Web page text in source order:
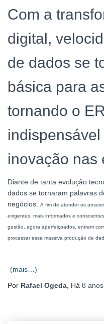
Com a
digital,
de dados se
básica para
tornando o
inovação nas
Diante de tanta evolução
dados se tornaram palavras
negócios. A fim de atender os
exigentes, mais informados e
gestão, agora aperfeiçoados, entram
processar essa massiva produção de
(mais…)
Por Rafael Ogeda, Há 8 anos